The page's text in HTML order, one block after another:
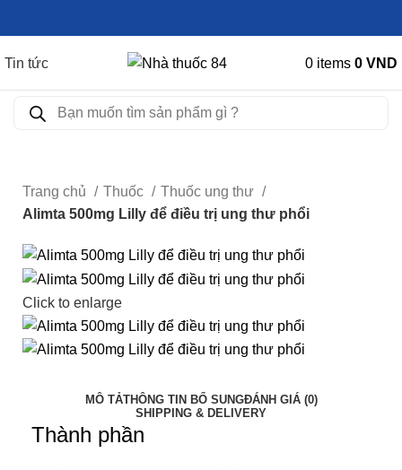
Tin tức 0 items 0 VND
Trang chủ Thuốc
Thuốc ung thư
Alimta 500mg Lilly để điều trị ung thư phổi
Click to enlarge
MÔ TẢTHÔNG TIN BỔ SUNGĐÁNH GIÁ (0)
SHIPPING & DELIVERY
Thành phần